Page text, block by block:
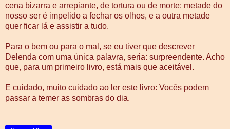
cena bizarra e arrepiante, de tortura ou de morte: metade do
nosso ser é impelido a fechar os olhos, e a outra metade
quer ficar lá e assistir a tudo.
Para o bem ou para o mal, se eu tiver que descrever
Delenda com uma única palavra, seria: surpreendente. Acho
que, para um primeiro livro, está mais que aceitável.
E cuidado, muito cuidado ao ler este livro: Vocês podem
passar a temer as sombras do dia.